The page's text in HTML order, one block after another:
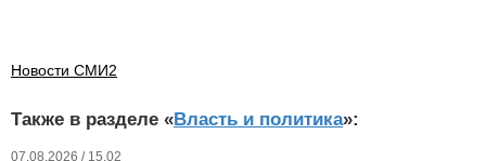
Новости СМИ2
Также в разделе «Власть и политика»:
07.08.2026 / 15.02